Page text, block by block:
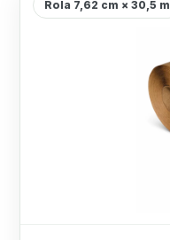
Rola 7,62 cm × 30,5 m